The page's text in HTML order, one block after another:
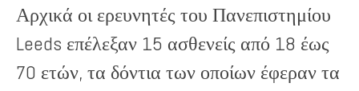
Αρχικά οι ερευνητές του Πανεπιστημίου
Leeds επέλεξαν 15 ασθενείς από 18 έως
70 ετών, τα δόντια των οποίων έφεραν τα